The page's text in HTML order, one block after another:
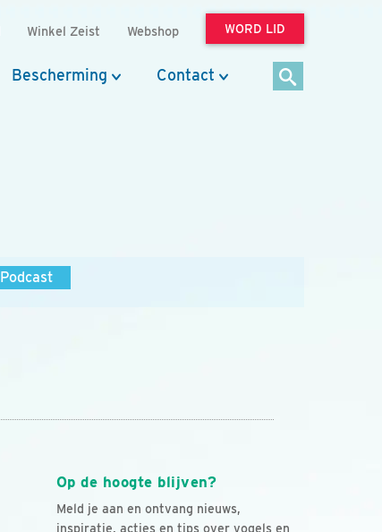
Winkel Zeist Webshop WORD LID
Bescherming Contact
Podcast
Op de hoogte blijven?
Meld je aan en ontvang nieuws,
inspiratie, acties en tips over vogels en